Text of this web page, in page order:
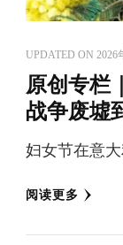
UPDATED ON 2026
原创专栏
战争废墟
妇女节在意
阅读更多